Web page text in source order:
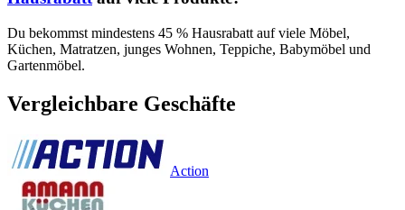
Du bekommst mindestens 45 % Hausrabatt auf viele Möbel,
Küchen, Matratzen, junges Wohnen, Teppiche, Babymöbel und
Gartenmöbel.
Vergleichbare Geschäfte
Action